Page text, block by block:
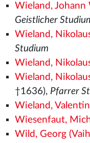
Wieland, Johann
Geistlicher
Wieland,
Studium
Wieland,
Wieland,
†1636), Pfarrer
Wieland, Valentin
Wiesenfaut,
Wild, Georg